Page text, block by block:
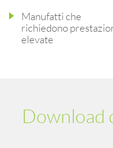
Manufatti che
richiedono
elevate
Download